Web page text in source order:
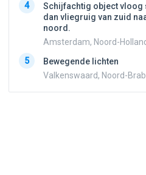
4
Schijfachtig object vloog
dan vliegruig van zuid
noord.
Amsterdam, Noord-
5
Bewegende lichten
Valkenswaard, Noord-